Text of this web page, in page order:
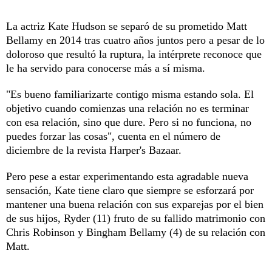
La actriz Kate Hudson se separó de su prometido Matt
Bellamy en 2014 tras cuatro años juntos pero a pesar de lo
doloroso que resultó la ruptura, la intérprete reconoce que
le ha servido para conocerse más a sí misma.
"Es bueno familiarizarte contigo misma estando sola. El
objetivo cuando comienzas una relación no es terminar
con esa relación, sino que dure. Pero si no funciona, no
puedes forzar las cosas", cuenta en el número de
diciembre de la revista Harper's Bazaar.
Pero pese a estar experimentando esta agradable nueva
sensación, Kate tiene claro que siempre se esforzará por
mantener una buena relación con sus exparejas por el bien
de sus hijos, Ryder (11) fruto de su fallido matrimonio con
Chris Robinson y Bingham Bellamy (4) de su relación con
Matt.